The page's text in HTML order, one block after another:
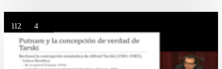
112 4